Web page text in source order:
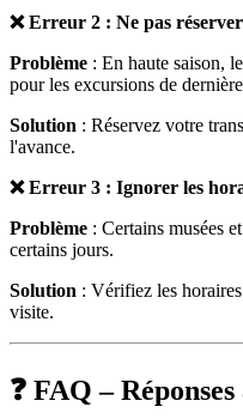
❌ Erreur 2 : Ne pas
Problème : En haute saison,
pour les excursions de
Solution : Réservez votre
l'avance.
❌ Erreur 3 : Ignorer les
Problème : Certains musées
certains jours.
Solution : Vérifiez les
visite.
❓ FAQ –